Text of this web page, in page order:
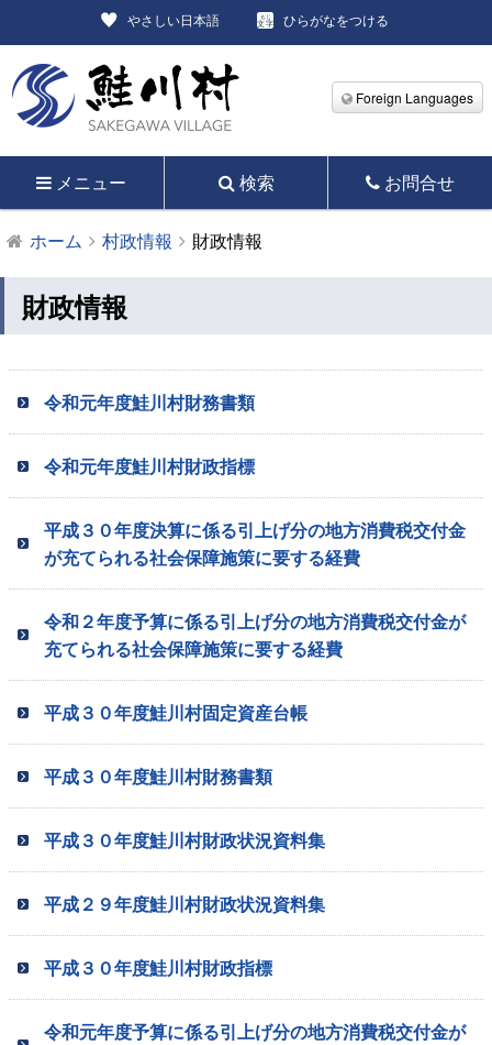
やさしい日本語 ひらがなをつける
Foreign Languages
メニュー 検索 お問合せ
ホーム 村政情報 財政情報
財政情報
令和元年度鮭川村財務書類
令和元年度鮭川村財政指標
平成３０年度決算に係る引上げ分の地方消費税交付金
が充てられる社会保障施策に要する経費
令和２年度予算に係る引上げ分の地方消費税交付金が
充てられる社会保障施策に要する経費
平成３０年度鮭川村固定資産台帳
平成３０年度鮭川村財務書類
平成３０年度鮭川村財政状況資料集
平成２９年度鮭川村財政状況資料集
平成３０年度鮭川村財政指標
令和元年度予算に係る引上げ分の地方消費税交付金が